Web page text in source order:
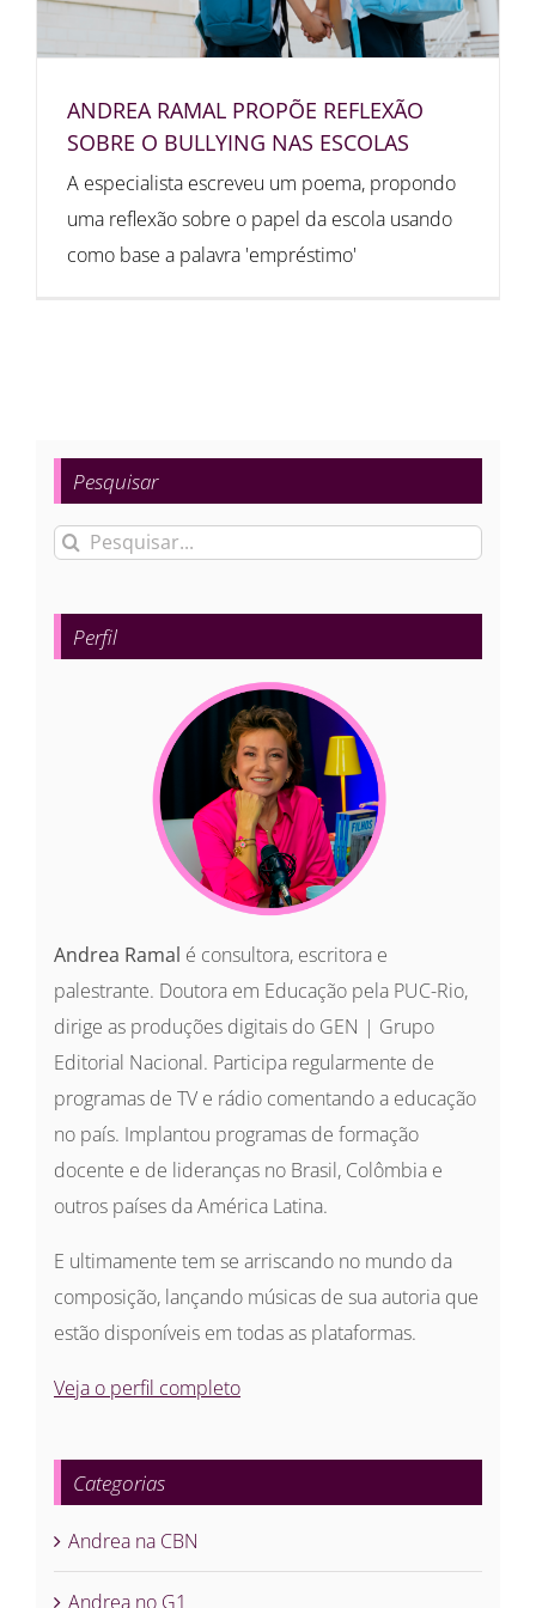
ANDREA RAMAL PROPÕE REFLEXÃO
SOBRE O BULLYING NAS ESCOLAS
A especialista escreveu um poema, propondo
uma reflexão sobre o papel da escola usando
como base a palavra 'empréstimo'
Pesquisar
Buscar
para:
Perfil
Andrea Ramal é consultora, escritora e
palestrante. Doutora em Educação pela PUC-Rio,
dirige as produções digitais do GEN | Grupo
Editorial Nacional. Participa regularmente de
programas de TV e rádio comentando a educação
no país. Implantou programas de formação
docente e de lideranças no Brasil, Colômbia e
outros países da América Latina.
E ultimamente tem se arriscando no mundo da
composição, lançando músicas de sua autoria que
estão disponíveis em todas as plataformas.
Veja o perfil completo
Categorias
Andrea na CBN
Andrea no G1